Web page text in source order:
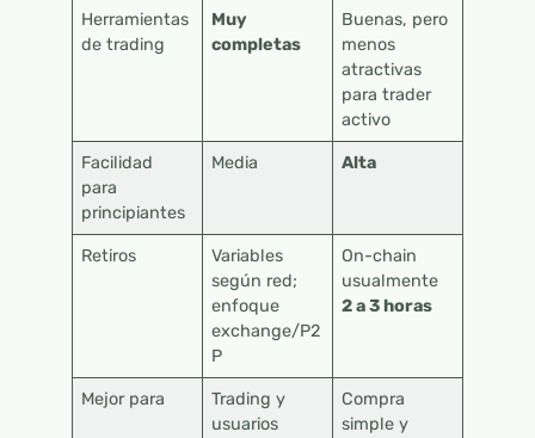
Herramientas
de trading
Muy
completas
Buenas, pero
menos
atractivas
para trader
activo
Facilidad
para
principiantes
Media Alta
Retiros
Variables
según red;
enfoque
exchange/P2
P
On-chain
usualmente
2 a 3 horas
Mejor para
Trading y
usuarios
Compra
simple y